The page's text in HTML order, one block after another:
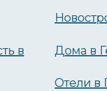
в
Дома в
Отели в